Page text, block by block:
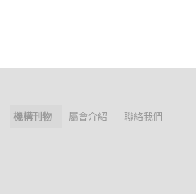
機構刊物 屬會介紹 聯絡我們